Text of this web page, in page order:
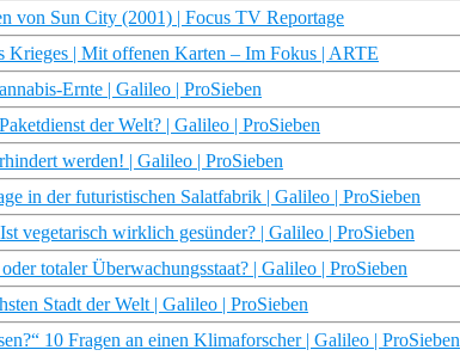
von Sun City (2001) | Focus TV Reportage
| Mit offenen Karten – Im Fokus | ARTE
Ernte | Galileo | ProSieben
der Welt? | Galileo | ProSieben
werden! | Galileo | ProSieben
in der futuristischen Salatfabrik | Galileo | ProSieben
vegetarisch wirklich gesünder? | Galileo | ProSieben
totaler Überwachungsstaat? | Galileo | ProSieben
Stadt der Welt | Galileo | ProSieben
10 Fragen an einen Klimaforscher | Galileo | ProSieben